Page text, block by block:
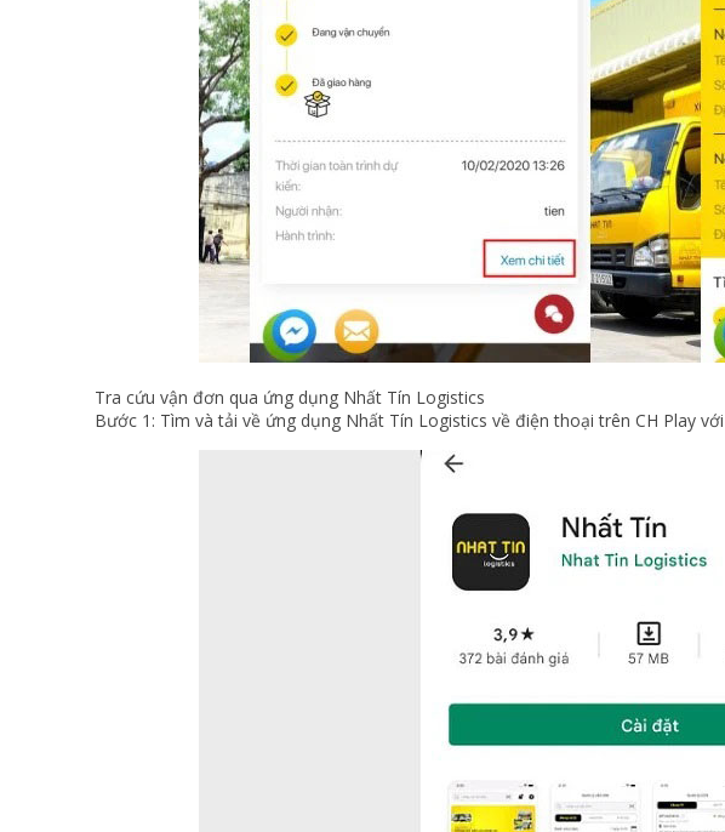
Tra cứu vận đơn qua ứng dụng Nhất Tín Logistics
Bước 1: Tìm và tải về ứng dụng Nhất Tín Logistics về điện thoại trên CH Play